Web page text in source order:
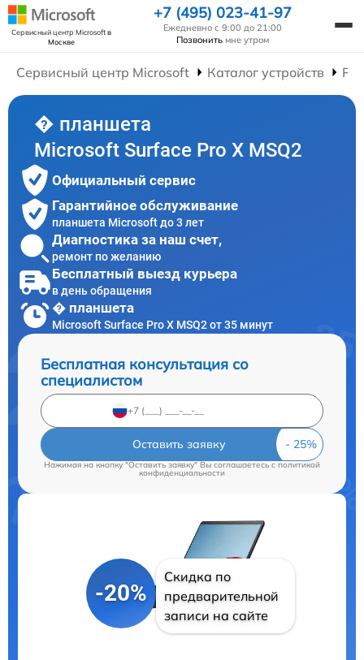
Сервисный центр Microsoftв
Москве
+7 (495) 023-41-97
Ежедневно с 9:00 до 21:00
Позвонить мне утром
Сервисный центр Microsoft Каталог устройств
� планшета
Microsoft Surface Pro X MSQ2
Официальный сервис
Гарантийное обслуживание
планшета Microsoft до 3 лет
Диагностика за наш счет,
ремонт по желанию
Бесплатный выезд курьера
в день обращения
� планшета
Microsoft Surface Pro X MSQ2 от 35 минут
Бесплатная консультация со
специалистом
Оставить заявку
Нажимая на кнопку "Оставить заявку" Вы соглашаетесь cполитикой
конфиденциальности
-20%
Скидка по
предварительной
записи на сайте